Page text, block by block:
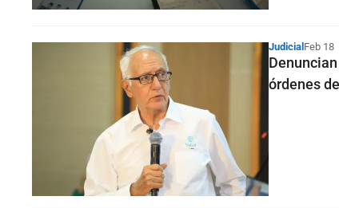
Judicial Feb 18
órdenes